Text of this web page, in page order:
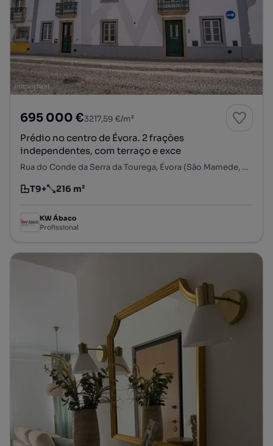
695 000 €3217,59 €/m²
Prédio no centro de Évora. 2 frações
independentes, com terraço e exce
Rua do Conde da Serra da Tourega, Évora (São Mamede, Sé, São Pedro e Santo Antão), Évora, Évora
Tipologia
T9+
Preço por metro quadrado
216 m²
KW Ábaco
Profissional